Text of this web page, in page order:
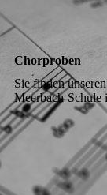
Chorproben
Sie finden
Meerbach-Schule